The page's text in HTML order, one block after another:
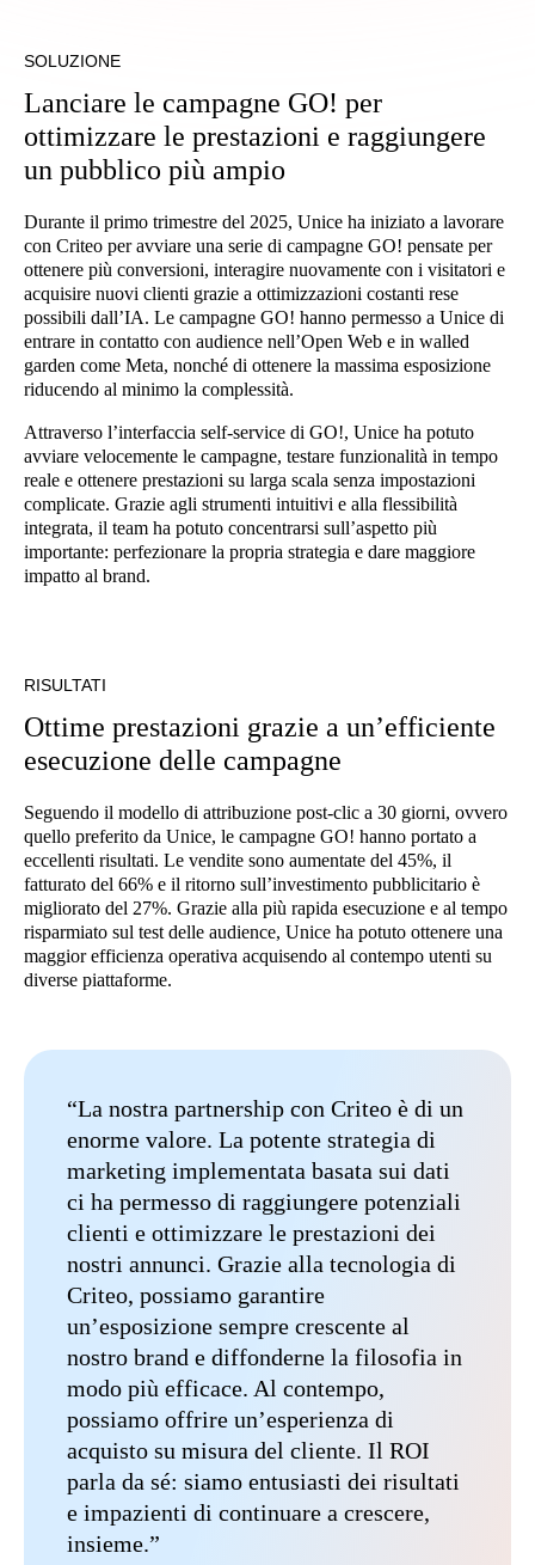
SOLUZIONE
Lanciare le campagne GO! per
ottimizzare le prestazioni e raggiungere
un pubblico più ampio
Durante il primo trimestre del 2025, Unice ha iniziato a lavorare
con Criteo per avviare una serie di campagne GO! pensate per
ottenere più conversioni, interagire nuovamente con i visitatori e
acquisire nuovi clienti grazie a ottimizzazioni costanti rese
possibili dall’IA. Le campagne GO! hanno permesso a Unice di
entrare in contatto con audience nell’Open Web e in walled
garden come Meta, nonché di ottenere la massima esposizione
riducendo al minimo la complessità.
Attraverso l’interfaccia self-service di GO!, Unice ha potuto
avviare velocemente le campagne, testare funzionalità in tempo
reale e ottenere prestazioni su larga scala senza impostazioni
complicate. Grazie agli strumenti intuitivi e alla flessibilità
integrata, il team ha potuto concentrarsi sull’aspetto più
importante: perfezionare la propria strategia e dare maggiore
impatto al brand.
RISULTATI
Ottime prestazioni grazie a un’efficiente
esecuzione delle campagne
Seguendo il modello di attribuzione post-clic a 30 giorni, ovvero
quello preferito da Unice, le campagne GO! hanno portato a
eccellenti risultati. Le vendite sono aumentate del 45%, il
fatturato del 66% e il ritorno sull’investimento pubblicitario è
migliorato del 27%. Grazie alla più rapida esecuzione e al tempo
risparmiato sul test delle audience, Unice ha potuto ottenere una
maggior efficienza operativa acquisendo al contempo utenti su
diverse piattaforme.
“La nostra partnership con Criteo è di un
enorme valore. La potente strategia di
marketing implementata basata sui dati
ci ha permesso di raggiungere potenziali
clienti e ottimizzare le prestazioni dei
nostri annunci. Grazie alla tecnologia di
Criteo, possiamo garantire
un’esposizione sempre crescente al
nostro brand e diffonderne la filosofia in
modo più efficace. Al contempo,
possiamo offrire un’esperienza di
acquisto su misura del cliente. Il ROI
parla da sé: siamo entusiasti dei risultati
e impazienti di continuare a crescere,
insieme.”